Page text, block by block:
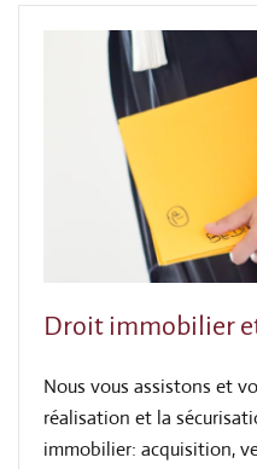
Droit immobilier
Nous vous assistons et
réalisation et la
immobilier: acquisition,